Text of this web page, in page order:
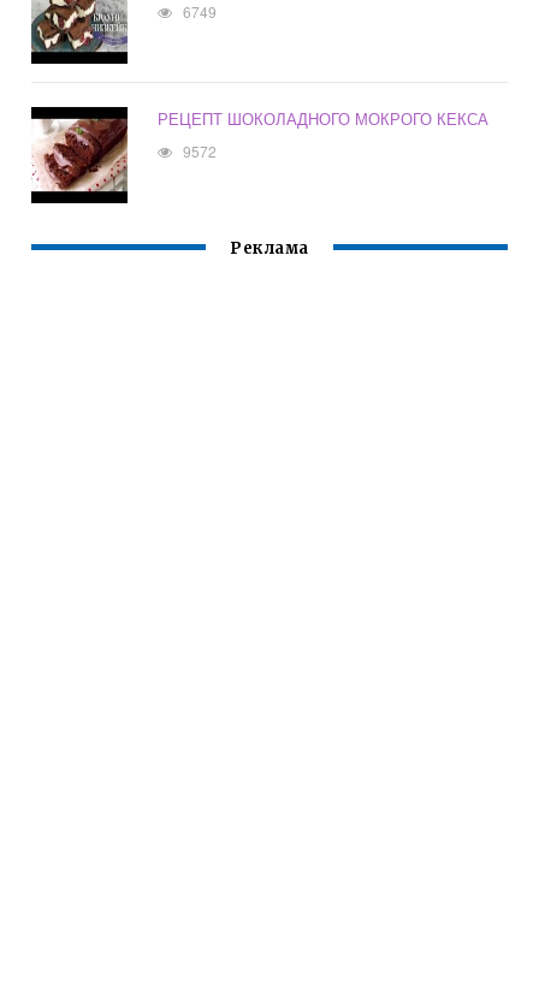
6749
РЕЦЕПТ ШОКОЛАДНОГО МОКРОГО КЕКСА
9572
Реклама